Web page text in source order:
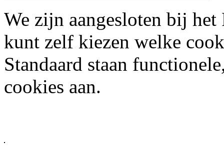
We zijn aangesloten bij
kunt zelf kiezen welke
Standaard staan
cookies aan.